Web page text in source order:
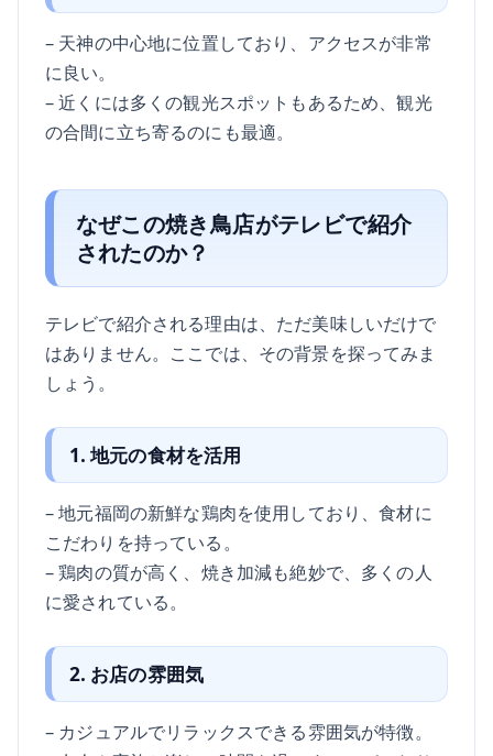
– 天神の中心地に位置しており、アクセスが非常
に良い。
– 近くには多くの観光スポットもあるため、観光
の合間に立ち寄るのにも最適。
なぜこの焼き鳥店がテレビで紹介
されたのか？
テレビで紹介される理由は、ただ美味しいだけで
はありません。ここでは、その背景を探ってみま
しょう。
1. 地元の食材を活用
– 地元福岡の新鮮な鶏肉を使用しており、食材に
こだわりを持っている。
– 鶏肉の質が高く、焼き加減も絶妙で、多くの人
に愛されている。
2. お店の雰囲気
– カジュアルでリラックスできる雰囲気が特徴。